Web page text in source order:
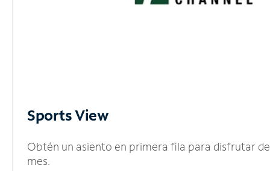
Sports View
Obtén un asiento en primera fila para disfrutar
mes.